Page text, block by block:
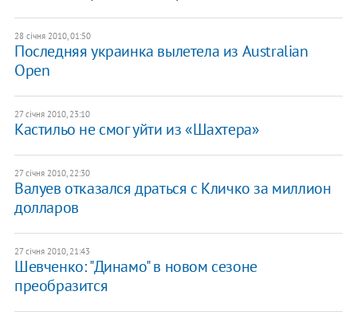
28 січня 2010, 01:50
Последняя украинка вылетела из Australian
Open
27 січня 2010, 23:10
Кастильо не смог уйти из «Шахтера»
27 січня 2010, 22:30
Валуев отказался драться с Кличко за миллион
долларов
27 січня 2010, 21:43
Шевченко: "Динамо" в новом сезоне
преобразится